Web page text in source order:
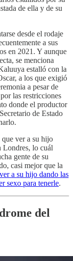
de ella y de su
desde el rodaje
a sus
en 2021. Y aunque
se menciona
estalló con la
a los que exigió
a pesar de
las restricciones
donde el productor
de Estado
ver a su hijo
Londres, lo cuál
gente de su
casi mejor que la
ver a su hijo dando las
sexo para tenerle.
del